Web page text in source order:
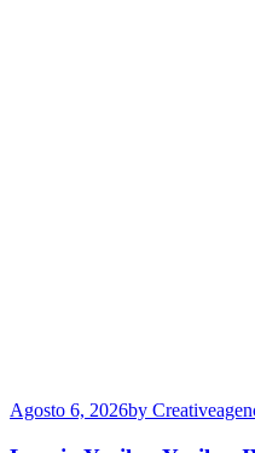
Agosto 6, 2026by